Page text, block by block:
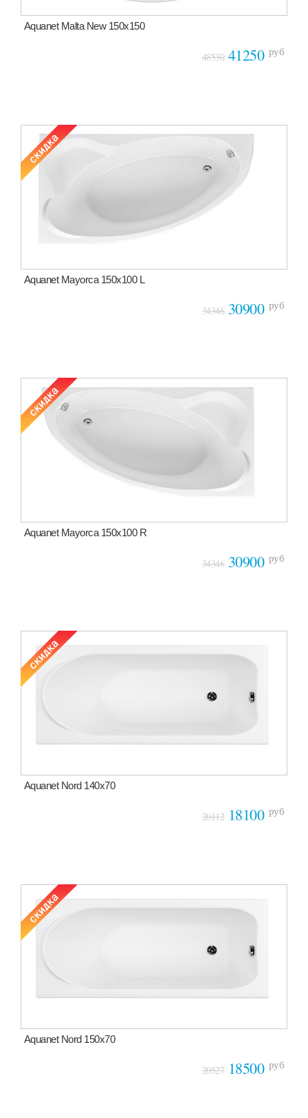
Aquanet Malta New 150x150
4853041250 руб
Aquanet Mayorca 150x100 L
3434630900 руб
Aquanet Mayorca 150x100 R
3434630900 руб
Aquanet Nord 140х70
20112 18100 руб
Aquanet Nord 150х70
20527 18500 руб